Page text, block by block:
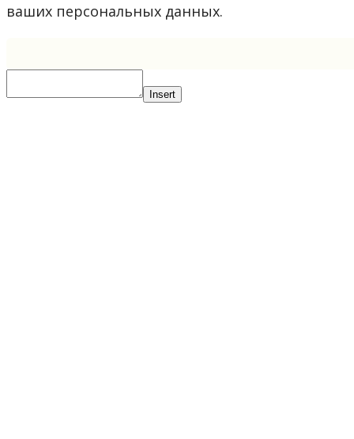
ваших персональных данных.
Insert